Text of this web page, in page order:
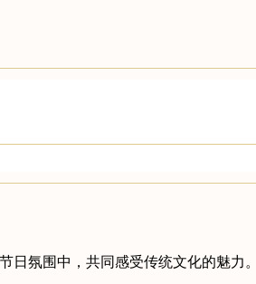
日氛围中，共同感受传统文化的魅